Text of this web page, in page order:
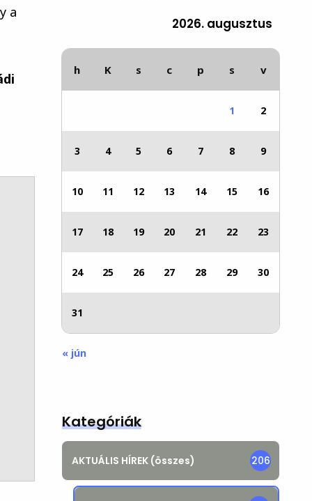
a
2026. augusztus
h K s c p s v
1 2
3 4 5 6 7 8 9
10 11 12 13 14 15 16
17 18 19 20 21 22 23
24 25 26 27 28 29 30
31
« jún
Kategóriák
AKTUÁLIS HÍREK (összes) 206